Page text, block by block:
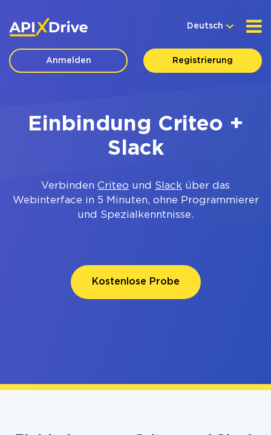
Deutsch
Anmelden Registrierung
Einbindung Criteo +
Slack
Verbinden Criteo und Slack über das
Webinterface in 5 Minuten, ohne Programmierer
und Spezialkenntnisse.
Kostenlose Probe